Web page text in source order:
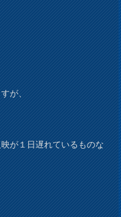
が、
が１日遅れているものな